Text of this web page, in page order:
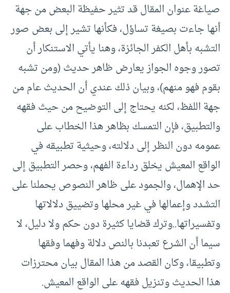
صياغة عنوان المقال قد تثير حفيظة البعض من جهة
أنها جاءت بصيغة تساؤل، فكأنها تشير إلى بعض صور
التشبه بأهل الكفر الجائزة، وهنا يأتي الاستنكار أن
تصور وجوه الجواز يعارض ظاهر حديث (ومن تشبه
بقوم فهو منهم)، وبيان ذلك عندي أن الحديث عام من
جهة اللفظ، لكنه يحتاج إلى التوضيح من حيث فقهه
والتطبيق، فإن التمسك بظاهر هذا الخطاب على
عمومه دون النظر إلى دلالته، وحيثية تطبيقه في
الواقع المعيش يخلق رداءة الفهم، وحصر التطبيق إلى
حد الإهمال، والجمود على ظاهر النصوص يحملنا على
التشدد وإعمالها في غير محلها وتضييق دلالاتها
وتفسيراتها..وترك قضايا كثيرة دون حكم ولا دليل، لا
سيما أن الشرع تعبدنا بالنص دلالة وفهما وفقها
وتطبيقا، وكان القصد من هذا المقال بيان محترزات
هذا الحديث وتنزيل فقهه على الواقع المعيش.